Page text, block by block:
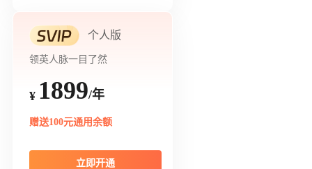
个人版
领英人脉一目了然
¥ 1899/年
赠送100元通用余额
立即开通